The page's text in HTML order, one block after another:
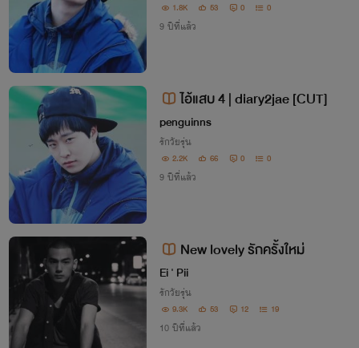
1.8K 53 0 0
9 ปีที่แล้ว
ไอ้แสบ 4 | diary2jae [CUT]
penguinns
รักวัยรุ่น
2.2K 66 0 0
9 ปีที่แล้ว
New lovely รักครั้งใหม่
Ei ' Pii
รักวัยรุ่น
9.3K 53 12 19
10 ปีที่แล้ว